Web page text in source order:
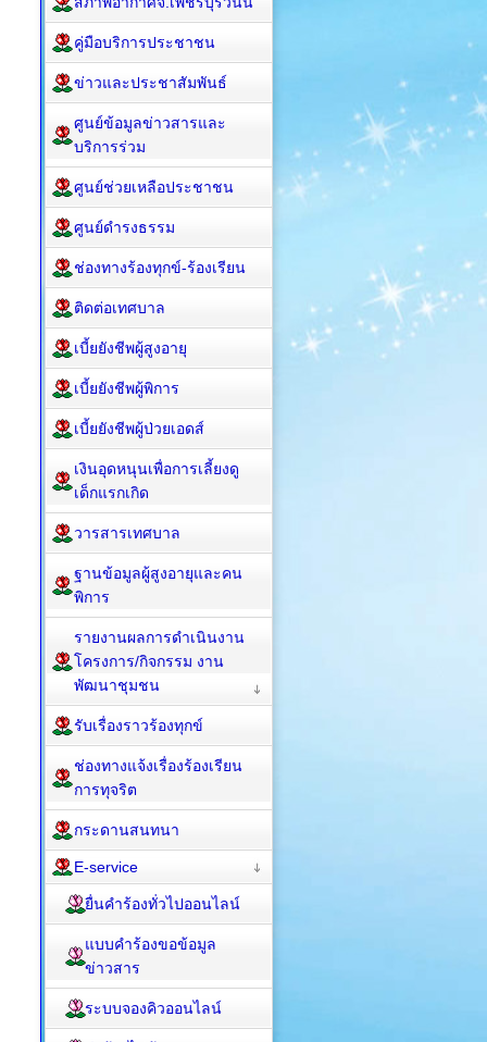
คู่มือบริการประชาชน
ข่าวและประชาสัมพันธ์
ศูนย์ข้อมูลข่าวสารและ
บริการร่วม
ศูนย์ช่วยเหลือประชาชน
ศูนย์ดำรงธรรม
ช่องทางร้องทุกข์-ร้องเรียน
ติดต่อเทศบาล
เบี้ยยังชีพผู้สูงอายุ
เบี้ยยังชีพผู้พิการ
เบี้ยยังชีพผู้ป่วยเอดส์
เงินอุดหนุนเพื่อการเลี้ยงดู
เด็กแรกเกิด
วารสารเทศบาล
ฐานข้อมูลผู้สูงอายุและคน
พิการ
รายงานผลการดำเนินงาน
โครงการ/กิจกรรม งาน
พัฒนาชุมชน
รับเรื่องราวร้องทุกข์
ช่องทางแจ้งเรื่องร้องเรียน
การทุจริต
กระดานสนทนา
E-service
ยื่นคำร้องทั่วไปออนไลน์
แบบคำร้องขอข้อมูล
ข่าวสาร
ระบบจองคิวออนไลน์